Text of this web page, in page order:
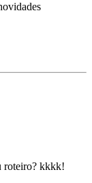
roteiro? kkkk!